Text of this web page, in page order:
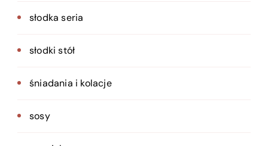
słodka seria
słodki stół
śniadania i kolacje
sosy